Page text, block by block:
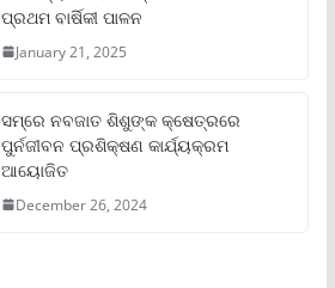
ପ୍ରଥମ ବାର୍ଷିକୀ ପାଳନ
January 21, 2025
ସମ୍‌ରେ ନବଜାତ ଶିଶୁଙ୍କ କ୍ଷେତ୍ରରେ
ପୁର୍ନଜୀବନ ପ୍ରଶିକ୍ଷଣ କାର୍ଯ୍ୟକ୍ରମ
ଆୟୋଜିତ
December 26, 2024